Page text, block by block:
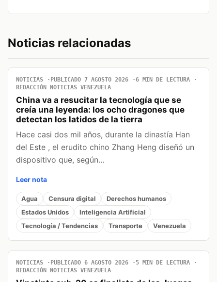
Noticias relacionadas
NOTICIAS PUBLICADO 7 AGOSTO 2026
6 MIN DE LECTURA
REDACCIÓN NOTICIAS VENEZUELA
China va a resucitar la tecnología que se
creía una leyenda: los ocho dragones que
detectan los latidos de la tierra
Hace casi dos mil años, durante la dinastía Han
del Este , el erudito chino Zhang Heng diseñó un
dispositivo que, según…
Leer nota
Agua Censura digital
Derechos humanos
Estados Unidos
Inteligencia Artificial
Tecnología / Tendencias
Transporte Venezuela
NOTICIAS PUBLICADO 6 AGOSTO 2026
5 MIN DE LECTURA
REDACCIÓN NOTICIAS VENEZUELA